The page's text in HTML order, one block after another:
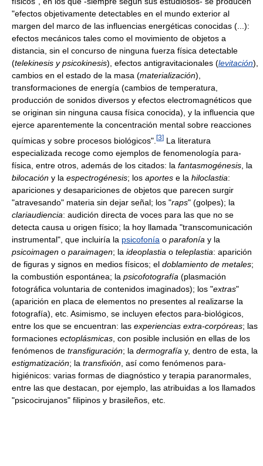
"efectos objetivamente detectables en el mundo exterior al
margen del marco de las influencias energéticas conocidas (...):
efectos mecánicos tales como el movimiento de objetos a
distancia, sin el concurso de ninguna fuerza física detectable
(telekinesis y psicokinesis), efectos antigravitacionales (levitación),
cambios en el estado de la masa (materialización),
transformaciones de energía (cambios de temperatura,
producción de sonidos diversos y efectos electromagnéticos que
se originan sin ninguna causa física conocida), y la influencia que
ejerce aparentemente la concentración mental sobre reacciones
químicas y sobre procesos biológicos". [3] La literatura
especializada recoge como ejemplos de fenomenología para-
física, entre otros, además de los citados: la fantasmogénesis , la
bilocación y la espectrogénesis; los aportes e la hiloclastia:
apariciones y desapariciones de objetos que parecen surgir
"atravesando" materia sin dejar señal; los "raps" (golpes); la
clariaudiencia: audición directa de voces para las que no se
detecta causa u origen físico; la hoy llamada "transcomunicación
instrumental", que incluiría la psicofonía o parafonía y la
psicoimagen o paraimagen; la ideoplastia o teleplastia: aparición
de figuras y signos en medios físicos; el doblamiento de metales;
la combustión espontánea; la psicofotografía (plasmación
fotográfica voluntaria de contenidos imaginados); los "extras"
(aparición en placa de elementos no presentes al realizarse la
fotografía), etc. Asimismo, se incluyen efectos para-biológicos,
entre los que se encuentran: las experiencias extra-corpóreas; las
formaciones ectoplásmicas , con posible inclusión en ellas de los
fenómenos de transfiguración; la dermografía y, dentro de esta, la
estigmatización; la transfixión , así como fenómenos para-
higiénicos: varias formas de diagnóstico y terapia paranormales,
entre las que destacan, por ejemplo, las atribuidas a los llamados
"psicocirujanos" filipinos y brasileños, etc.